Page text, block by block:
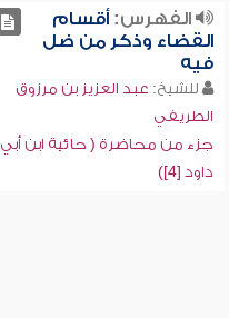
الفهرس:أقسام
القضاء وذكر من ضل
فيه
للشيخ: عبد العزيز بن مرزوق
الطريفي
جزء من محاضرة ( حائية ابن أبي
داود [4])